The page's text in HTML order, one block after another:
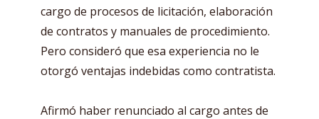
cargo de procesos de licitación, elaboración
de contratos y manuales de procedimiento.
Pero consideró que esa experiencia no le
otorgó ventajas indebidas como contratista.
Afirmó haber renunciado al cargo antes de